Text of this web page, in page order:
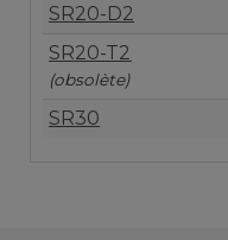
SR20-D2
SR20-T2
(obsolète)
SR30